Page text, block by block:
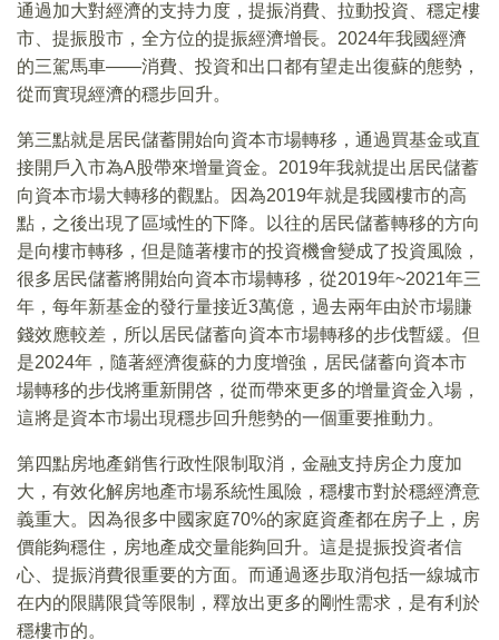
通過加大對經濟的支持力度，提振消費、拉動投資、穩定樓
市、提振股市，全方位的提振經濟增長。2024年我國經濟
的三駕馬車——消費、投資和出口都有望走出復蘇的態勢，
從而實現經濟的穩步回升。
第三點就是居民儲蓄開始向資本市場轉移，通過買基金或直
接開戶入市為A股帶來增量資金。2019年我就提出居民儲蓄
向資本市場大轉移的觀點。因為2019年就是我國樓市的高
點，之後出現了區域性的下降。以往的居民儲蓄轉移的方向
是向樓市轉移，但是隨著樓市的投資機會變成了投資風險，
很多居民儲蓄將開始向資本市場轉移，從2019年~2021年三
年，每年新基金的發行量接近3萬億，過去兩年由於市場賺
錢效應較差，所以居民儲蓄向資本市場轉移的步伐暫緩。但
是2024年，隨著經濟復蘇的力度增強，居民儲蓄向資本市
場轉移的步伐將重新開啓，從而帶來更多的增量資金入場，
這將是資本市場出現穩步回升態勢的一個重要推動力。
第四點房地產銷售行政性限制取消，金融支持房企力度加
大，有效化解房地產市場系統性風險，穩樓市對於穩經濟意
義重大。因為很多中國家庭70%的家庭資產都在房子上，房
價能夠穩住，房地產成交量能夠回升。這是提振投資者信
心、提振消費很重要的方面。而通過逐步取消包括一線城市
在内的限購限貸等限制，釋放出更多的剛性需求，是有利於
穩樓市的。